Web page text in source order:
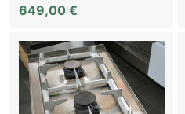
649,00 €